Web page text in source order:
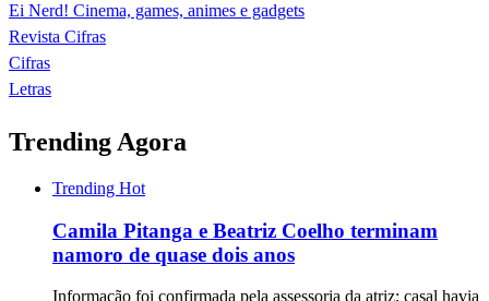
Ei Nerd! Cinema, games, animes e gadgets
Revista Cifras
Cifras
Letras
Trending Agora
Trending Hot
Camila Pitanga e Beatriz Coelho terminam
namoro de quase dois anos
Informação foi confirmada pela assessoria da atriz; casal havia